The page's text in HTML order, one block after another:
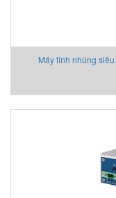
Máy tính nhúng